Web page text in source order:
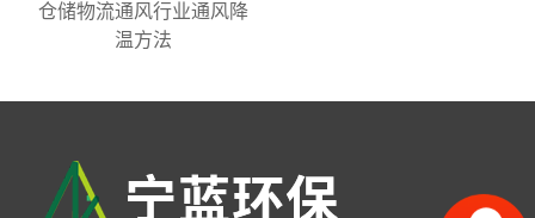
仓储物流通风行业通风降
温方法